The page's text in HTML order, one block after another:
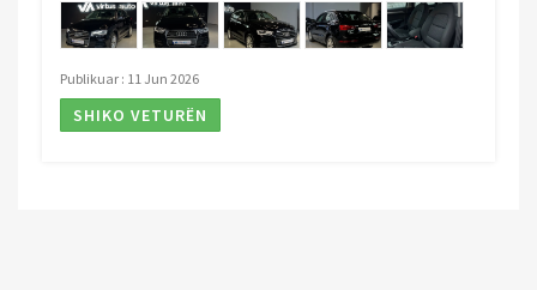
Publikuar : 11 Jun 2026
SHIKO VETURËN